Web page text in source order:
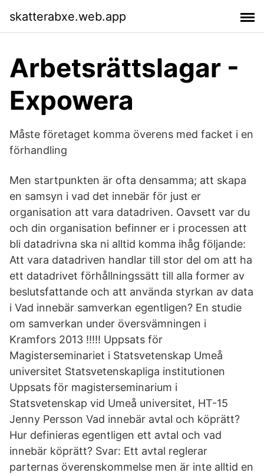
skatterabxe.web.app
Arbetsrättslagar -
Expowera
Måste företaget komma överens med facket i en
förhandling
Men startpunkten är ofta densamma; att skapa
en samsyn i vad det innebär för just er
organisation att vara datadriven. Oavsett var du
och din organisation befinner er i processen att
bli datadrivna ska ni alltid komma ihåg följande:
Att vara datadriven handlar till stor del om att ha
ett datadrivet förhållningssätt till alla former av
beslutsfattande och att använda styrkan av data
i Vad innebär samverkan egentligen? En studie
om samverkan under översvämningen i
Kramfors 2013 !!!!! Uppsats för
Magisterseminariet i Statsvetenskap Umeå
universitet Statsvetenskapliga institutionen
Uppsats för magisterseminarium i
Statsvetenskap vid Umeå universitet, HT-15
Jenny Persson Vad innebär avtal och köprätt?
Hur definieras egentligen ett avtal och vad
innebär köprätt? Svar: Ett avtal reglerar
parternas överenskommelse men är inte alltid en